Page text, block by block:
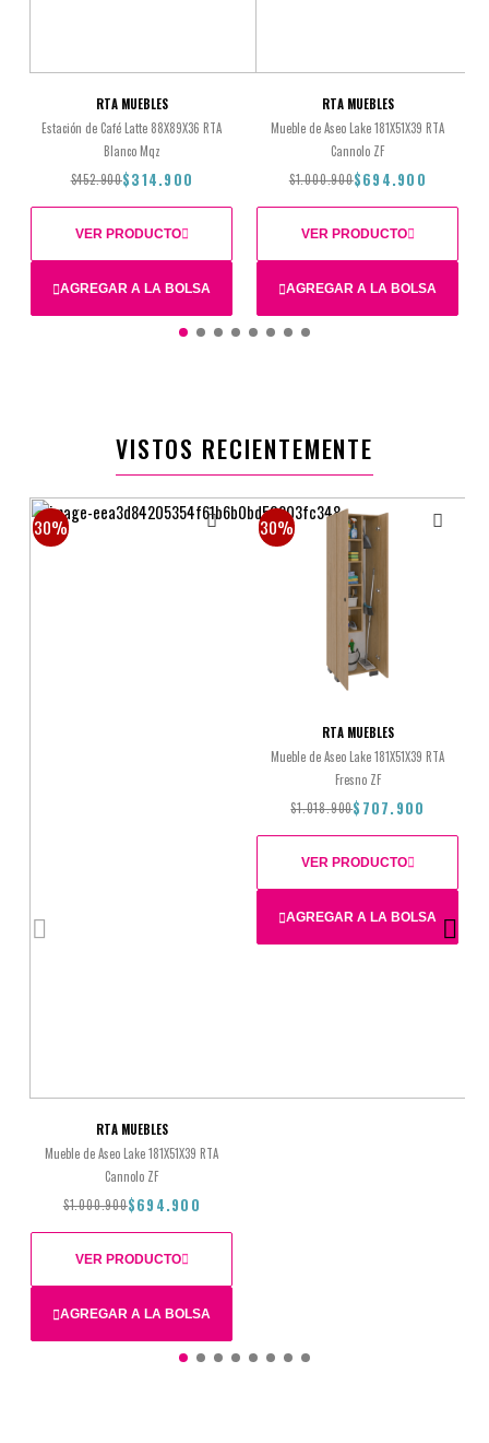
RTA MUEBLES
Estación de Café Latte 88X89X36 RTA
Blanco Mqz
$452.900$314.900
AGREGAR A LA BOLSA
VER PRODUCTO
RTA MUEBLES
Mueble de Aseo Lake 181X51X39 RTA
Cannolo ZF
$1.000.900$694.900
AGREGAR A LA BOLSA
VER PRODUCTO
VISTOS RECIENTEMENTE
30%
RTA MUEBLES
Mueble de Aseo Lake 181X51X39 RTA
Cannolo ZF
$1.000.900$694.900
AGREGAR A LA BOLSA
VER PRODUCTO
30%
RTA MUEBLES
Mueble de Aseo Lake 181X51X39 RTA
Fresno ZF
$1.018.900$707.900
AGREGAR A LA BOLSA
VER PRODUCTO